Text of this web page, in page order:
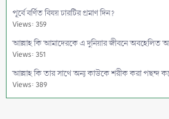
পূর্বে বর্ণিত বিষয় চারটির প্রমাণ দিন?
Views: 359
আল্লাহ কি আমাদেরকে এ দুনিয়ার জীবনে অবহেলিত
Views: 351
আল্লাহ কি তার সাথে অন্য কাউকে শরীক করা পছন্দ
Views: 389